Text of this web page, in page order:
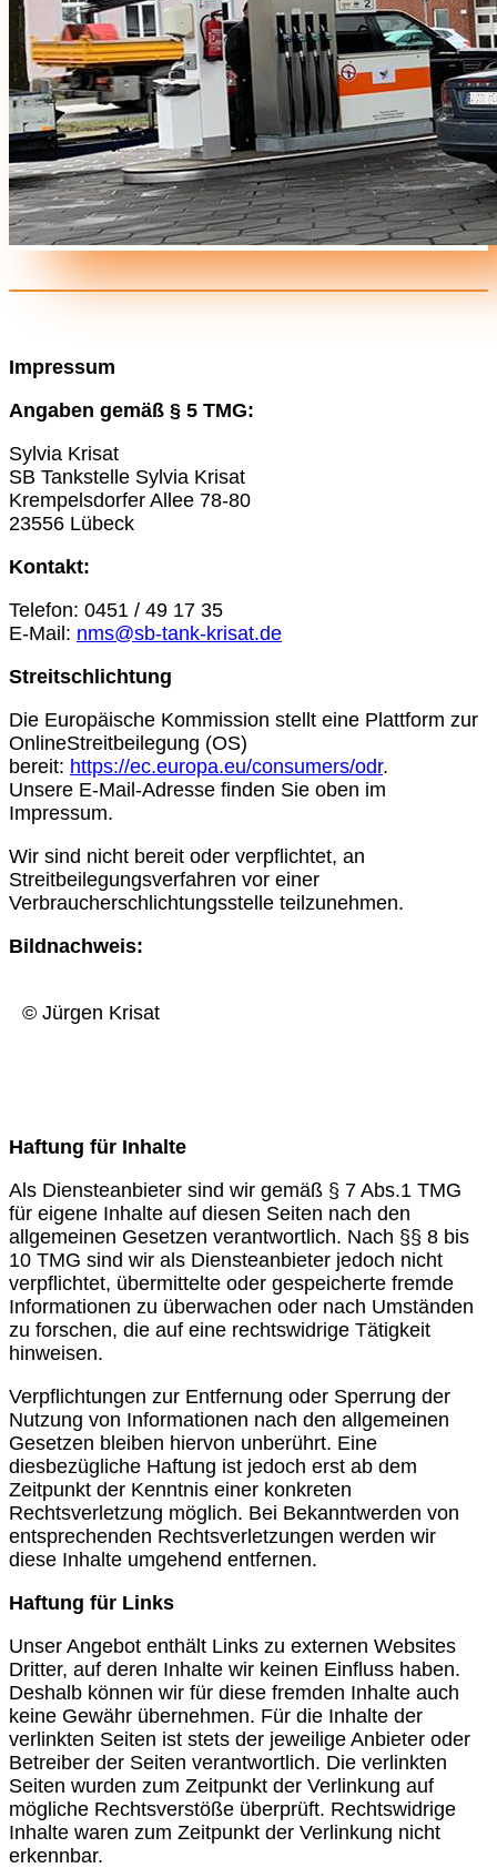
Impressum
Angaben gemäß § 5 TMG:
Sylvia Krisat
SB Tankstelle Sylvia Krisat
Krempelsdorfer Allee 78-80
23556 Lübeck
Kontakt:
Telefon: 0451 / 49 17 35
E-Mail: nms@sb-tank-krisat.de
Streitschlichtung
Die Europäische Kommission stellt eine Plattform zur
OnlineStreitbeilegung (OS)
bereit: https://ec.europa.eu/consumers/odr.
Unsere E-Mail-Adresse finden Sie oben im
Impressum.
Wir sind nicht bereit oder verpflichtet, an
Streitbeilegungsverfahren vor einer
Verbraucherschlichtungsstelle teilzunehmen.
Bildnachweis:
© Jürgen Krisat
Haftung für Inhalte
Als Diensteanbieter sind wir gemäß § 7 Abs.1 TMG
für eigene Inhalte auf diesen Seiten nach den
allgemeinen Gesetzen verantwortlich. Nach §§ 8 bis
10 TMG sind wir als Diensteanbieter jedoch nicht
verpflichtet, übermittelte oder gespeicherte fremde
Informationen zu überwachen oder nach Umständen
zu forschen, die auf eine rechtswidrige Tätigkeit
hinweisen.
Verpflichtungen zur Entfernung oder Sperrung der
Nutzung von Informationen nach den allgemeinen
Gesetzen bleiben hiervon unberührt. Eine
diesbezügliche Haftung ist jedoch erst ab dem
Zeitpunkt der Kenntnis einer konkreten
Rechtsverletzung möglich. Bei Bekanntwerden von
entsprechenden Rechtsverletzungen werden wir
diese Inhalte umgehend entfernen.
Haftung für Links
Unser Angebot enthält Links zu externen Websites
Dritter, auf deren Inhalte wir keinen Einfluss haben.
Deshalb können wir für diese fremden Inhalte auch
keine Gewähr übernehmen. Für die Inhalte der
verlinkten Seiten ist stets der jeweilige Anbieter oder
Betreiber der Seiten verantwortlich. Die verlinkten
Seiten wurden zum Zeitpunkt der Verlinkung auf
mögliche Rechtsverstöße überprüft. Rechtswidrige
Inhalte waren zum Zeitpunkt der Verlinkung nicht
erkennbar.